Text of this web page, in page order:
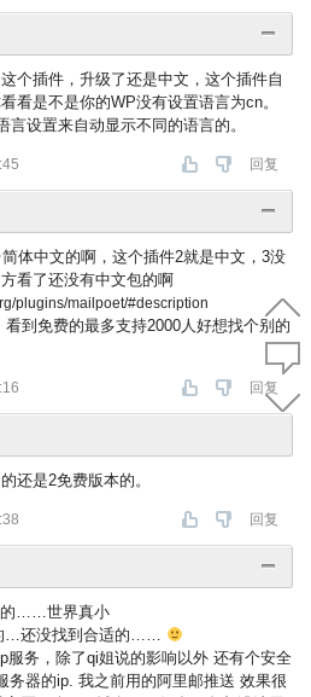
个插件，升级了还是中文，这个插件自
看是不是你的WP没有设置语言为cn。
言设置来自动显示不同的语言的。
回复
体中文的啊，这个插件2就是中文，3没
看了还没有中文包的啊
plugins/mailpoet/#description
到免费的最多支持2000人好想找个别的
回复
还是2免费版本的。
回复
的……世界真小
…还没找到合适的……
服务，除了qi姐说的影响以外 还有个安全
务器的ip. 我之前用的阿里邮推送 效果很